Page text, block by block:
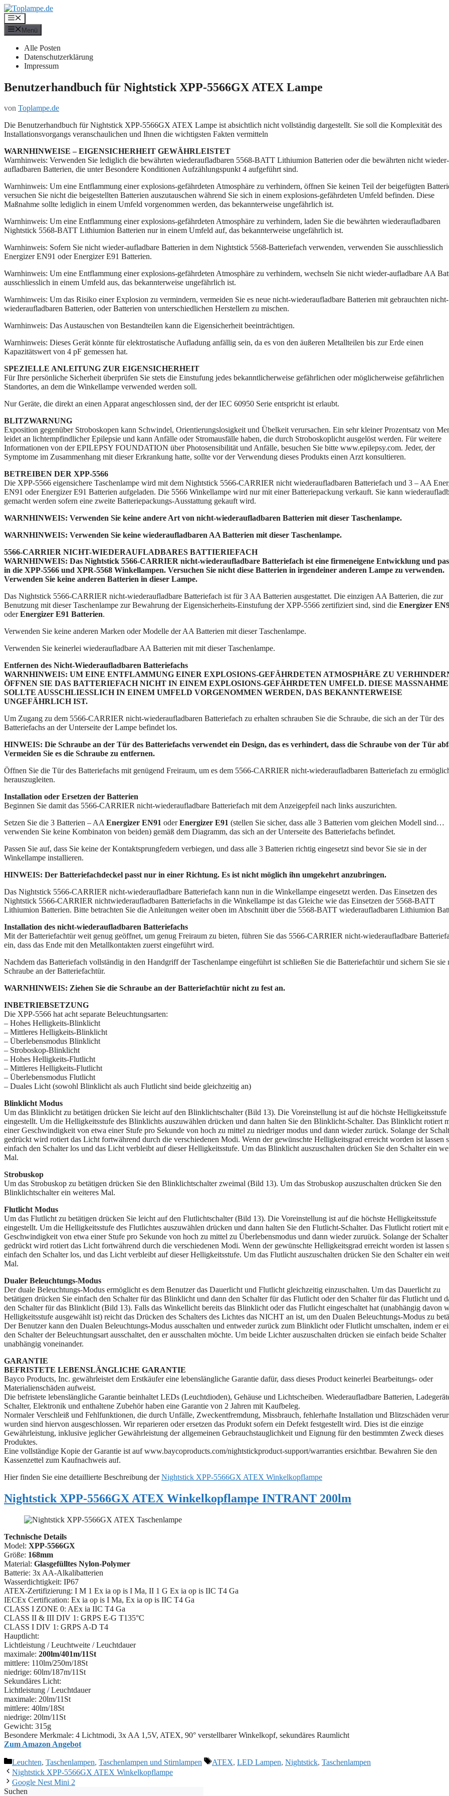
Zum
Inhalt
springen
Menü
Menü
Alle Posten
Datenschutzerklärung
Impressum
Benutzerhandbuch für Nightstick XPP-5566GX ATEX Lampe
von Toplampe.de
Die Benutzerhandbuch für Nightstick XPP-5566GX ATEX Lampe ist absichtlich nicht vollständig dargestellt. Sie soll die Komplexität des
Installationsvorgangs veranschaulichen und Ihnen die wichtigsten Fakten vermitteln
WARNHINWEISE – EIGENSICHERHEIT GEWÄHRLEISTET
Warnhinweis: Verwenden Sie lediglich die bewährten wiederaufladbaren 5568-BATT Lithiumion Batterien oder die bewährten nicht wieder-
aufladbaren Batterien, die unter Besondere Konditionen Aufzählungspunkt 4 aufgeführt sind.
Warnhinweis: Um eine Entflammung einer explosions-gefährdeten Atmosphäre zu verhindern, öffnen Sie keinen Teil der beigefügten
versuchen Sie nicht die beigestellten Batterien auszutauschen während Sie sich in einem explosions-gefährdeten Umfeld befinden. Diese
Maßnahme sollte lediglich in einem Umfeld vorgenommen werden, das bekannterweise ungefährlich ist.
Warnhinweis: Um eine Entflammung einer explosions-gefährdeten Atmosphäre zu verhindern, laden Sie die bewährten wiederaufladbaren
Nightstick 5568-BATT Lithiumion Batterien nur in einem Umfeld auf, das bekannterweise ungefährlich ist.
Warnhinweis: Sofern Sie nicht wieder-aufladbare Batterien in dem Nightstick 5568-Batteriefach verwenden, verwenden Sie ausschliesslich
Energizer EN91 oder Energizer E91 Batterien.
Warnhinweis: Um eine Entflammung einer explosions-gefährdeten Atmosphäre zu verhindern, wechseln Sie nicht wieder-aufladbare AA
ausschliesslich in einem Umfeld aus, das bekannterweise ungefährlich ist.
Warnhinweis: Um das Risiko einer Explosion zu vermindern, vermeiden Sie es neue nicht-wiederaufladbare Batterien mit gebrauchten nicht-
wiederaufladbaren Batterien, oder Batterien von unterschiedlichen Herstellern zu mischen.
Warnhinweis: Das Austauschen von Bestandteilen kann die Eigensicherheit beeinträchtigen.
Warnhinweis: Dieses Gerät könnte für elektrostatische Aufladung anfällig sein, da es von den äußeren Metallteilen bis zur Erde einen
Kapazitätswert von 4 pF gemessen hat.
SPEZIELLE ANLEITUNG ZUR EIGENSICHERHEIT
Für Ihre persönliche Sicherheit überprüfen Sie stets die Einstufung jedes bekanntlicherweise gefährlichen oder möglicherweise gefährlichen
Standortes, an dem die Winkellampe verwended werden soll.
Nur Geräte, die direkt an einen Apparat angeschlossen sind, der der IEC 60950 Serie entspricht ist erlaubt.
BLITZWARNUNG
Exposition gegenüber Stroboskopen kann Schwindel, Orientierungslosigkeit und Übelkeit verursachen. Ein sehr kleiner Prozentsatz von
leidet an lichtempfindlicher Epilepsie und kann Anfälle oder Stromausfälle haben, die durch Stroboskoplicht ausgelöst werden. Für weitere
Informationen von der EPILEPSY FOUNDATION über Photosensibilität und Anfälle, besuchen Sie bitte www.epilepsy.com. Jeder, der
Symptome im Zusammenhang mit dieser Erkrankung hatte, sollte vor der Verwendung dieses Produkts einen Arzt konsultieren.
BETREIBEN DER XPP-5566
Die XPP-5566 eigensichere Taschenlampe wird mit dem Nightstick 5566-CARRIER nicht wiederaufladbaren Batteriefach und 3 – AA
EN91 oder Energizer E91 Batterien aufgeladen. Die 5566 Winkellampe wird nur mit einer Batteriepackung verkauft. Sie kann
gemacht werden sofern eine zweite Batteriepackungs-Ausstattung gekauft wird.
WARNHINWEIS: Verwenden Sie keine andere Art von nicht-wiederaufladbaren Batterien mit dieser Taschenlampe.
WARNHINWEIS: Verwenden Sie keine wiederaufladbaren AA Batterien mit dieser Taschenlampe.
5566-CARRIER NICHT-WIEDERAUFLADBARES BATTIERIEFACH
WARNHINWEIS: Das Nightstick 5566-CARRIER nicht-wiederaufladbare Batteriefach ist eine firmeneigene Entwicklung und
in die XPP-5566 und XPR-5568 Winkellampen. Versuchen Sie nicht diese Batterien in irgendeiner anderen Lampe zu verwenden.
Verwenden Sie keine anderen Batterien in dieser Lampe.
Das Nightstick 5566-CARRIER nicht-wiederaufladbare Batteriefach ist für 3 AA Batterien ausgestattet. Die einzigen AA Batterien, die zur
Benutzung mit dieser Taschenlampe zur Bewahrung der Eigensicherheits-Einstufung der XPP-5566 zertifiziert sind, sind die Energizer
oderEnergizer E91 Batterien.
Verwenden Sie keine anderen Marken oder Modelle der AA Batterien mit dieser Taschenlampe.
Verwenden Sie keinerlei wiederaufladbare AA Batterien mit mit dieser Taschenlampe.
Entfernen des Nicht-Wiederaufladbaren Batteriefachs
WARNHINWEIS: UM EINE ENTFLAMMUNG EINER EXPLOSIONS-GEFÄHRDETEN ATMOSPHÄRE ZU
ÖFFNEN SIE DAS BATTERIEFACH NICHT IN EINEM EXPLOSIONS-GEFÄHRDETEN UMFELD. DIESE MASSNAHME
SOLLTE AUSSCHLIESSLICH IN EINEM UMFELD VORGENOMMEN WERDEN, DAS BEKANNTERWEISE
UNGEFÄHRLICH IST.
Um Zugang zu dem 5566-CARRIER nicht-wiederaufladbaren Batteriefach zu erhalten schrauben Sie die Schraube, die sich an der Tür des
Batteriefachs an der Unterseite der Lampe befindet los.
HINWEIS: Die Schraube an der Tür des Batteriefachs verwendet ein Design, das es verhindert, dass die Schraube von der Tür
Vermeiden Sie es die Schraube zu entfernen.
Öffnen Sie die Tür des Batteriefachs mit genügend Freiraum, um es dem 5566-CARRIER nicht-wiederaufladbaren Batteriefach zu
herauszugleiten.
Installation oder Ersetzen der Batterien
Beginnen Sie damit das 5566-CARRIER nicht-wiederaufladbare Batteriefach mit dem Anzeigepfeil nach links auszurichten.
Setzen Sie die 3 Batterien – AAEnergizer EN91 oderEnergizer E91 (stellen Sie sicher, dass alle 3 Batterien vom gleichen Modell sind…
verwenden Sie keine Kombinaton von beiden) gemäß dem Diagramm, das sich an der Unterseite des Batteriefachs befindet.
Passen Sie auf, dass Sie keine der Kontaktsprungfedern verbiegen, und dass alle 3 Batterien richtig eingesetzt sind bevor Sie sie in der
Winkellampe installieren.
HINWEIS: Der Batteriefachdeckel passt nur in einer Richtung. Es ist nicht möglich ihn umgekehrt anzubringen.
Das Nightstick 5566-CARRIER nicht-wiederaufladbare Batteriefach kann nun in die Winkellampe eingesetzt werden. Das Einsetzen des
Nightstick 5566-CARRIER nichtwiederaufladbaren Batteriefachs in die Winkellampe ist das Gleiche wie das Einsetzen der 5568-BATT
Lithiumion Batterien. Bitte betrachten Sie die Anleitungen weiter oben im Abschnitt über die 5568-BATT wiederaufladbaren Lithiumion
Installation des nicht-wiederaufladbaren Batteriefachs
Mit der Batteriefachtür weit genug geöffnet, um genug Freiraum zu bieten, führen Sie das 5566-CARRIER nicht-wiederaufladbare
ein, dass das Ende mit den Metallkontakten zuerst eingeführt wird.
Nachdem das Batteriefach vollständig in den Handgriff der Taschenlampe eingeführt ist schließen Sie die Batteriefachtür und sichern Sie sie
Schraube an der Batteriefachtür.
WARNHINWEIS: Ziehen Sie die Schraube an der Batteriefachtür nicht zu fest an.
INBETRIEBSETZUNG
Die XPP-5566 hat acht separate Beleuchtungsarten:
– Hohes Helligkeits-Blinklicht
– Mittleres Helligkeits-Blinklicht
– Überlebensmodus Blinklicht
– Stroboskop-Blinklicht
– Hohes Helligkeits-Flutlicht
– Mittleres Helligkeits-Flutlicht
– Überlebensmodus Flutlicht
– Duales Licht (sowohl Blinklicht als auch Flutlicht sind beide gleichzeitig an)
Blinklicht Modus
Um das Blinklicht zu betätigen drücken Sie leicht auf den Blinklichtschalter (Bild 13). Die Voreinstellung ist auf die höchste Helligkeitsstufe
eingestellt. Um die Helligkeitsstufe des Blinklichts auszuwählen drücken und dann halten Sie den Blinklicht-Schalter. Das Blinklicht rotiert
einer Geschwindigkeit von etwa einer Stufe pro Sekunde von hoch zu mittel zu niedriger modus und dann wieder zurück. Solange der
gedrückt wird rotiert das Licht fortwährend durch die verschiedenen Modi. Wenn der gewünschte Helligkeitsgrad erreicht worden ist lassen
einfach den Schalter los und das Licht verbleibt auf dieser Helligkeitsstufe. Um das Blinklicht auszuschalten drücken Sie den Schalter ein
Mal.
Strobuskop
Um das Strobuskop zu betätigen drücken Sie den Blinklichtschalter zweimal (Bild 13). Um das Strobuskop auszuschalten drücken Sie den
Blinklichtschalter ein weiteres Mal.
Flutlicht Modus
Um das Flutlicht zu betätigen drücken Sie leicht auf den Flutlichtschalter (Bild 13). Die Voreinstellung ist auf die höchste Helligkeitsstufe
eingestellt. Um die Helligkeitsstufe des Flutlichtes auszuwählen drücken und dann halten Sie den Flutlicht-Schalter. Das Flutlicht rotiert mit
Geschwindigkeit von etwa einer Stufe pro Sekunde von hoch zu mittel zu Überlebensmodus und dann wieder zuruück. Solange der Schalter
gedrückt wird rotiert das Licht fortwährend durch die verschiedenen Modi. Wenn der gewünschte Helligkeitsgrad erreicht worden ist lassen
einfach den Schalter los, und das Licht verbleibt auf dieser Helligkeitsstufe. Um das Flutlicht auszuschalten drücken Sie den Schalter ein
Mal.
Dualer Beleuchtungs-Modus
Der duale Beleuchtungs-Modus ermöglicht es dem Benutzer das Dauerlicht und Flutlicht gleichzeitig einzuschalten. Um das Dauerlicht zu
betätigen drücken Sie einfach den Schalter für das Blinklicht und dann den Schalter für das Flutlicht oder den Schalter für das Flutlicht und
den Schalter für das Blinklicht (Bild 13). Falls das Winkellicht bereits das Blinklicht oder das Flutlicht eingeschaltet hat (unabhängig davon
Helligkeitsstufe ausgewählt ist) reicht das Drücken des Schalters des Lichtes das NICHT an ist, um den Dualen Beleuchtungs-Modus zu
Der Benutzer kann den Dualen Beleuchtungs-Modus ausschalten und entweder zurück zum Blinklicht oder Flutlicht umschalten, indem er
den Schalter der Beleuchtungsart ausschaltet, den er ausschalten möchte. Um beide Lichter auszuschalten drücken sie einfach beide Schalter
unabhängig voneinander.
GARANTIE
BEFRISTETE LEBENSLÄNGLICHE GARANTIE
Bayco Products, Inc. gewährleistet dem Erstkäufer eine lebenslängliche Garantie dafür, dass dieses Product keinerlei Bearbeitungs- oder
Materialienschäden aufweist.
Die befristete lebenslängliche Garantie beinhaltet LEDs (Leuchtdioden), Gehäuse und Lichtscheiben. Wiederaufladbare Batterien,
Schalter, Elektronik und enthaltene Zubehör haben eine Garantie von 2 Jahren mit Kaufbeleg.
Normaler Verschleiß und Fehlfunktionen, die durch Unfälle, Zweckentfremdung, Missbrauch, fehlerhafte Installation und Blitzschäden
wurden sind hiervon ausgeschlossen. Wir reparieren oder ersetzen das Produkt sofern ein Defekt festgestellt wird. Dies ist die einzige
Gewährleistung, inklusive jeglicher Gewährleistung der allgemeinen Gebrauchstauglichkeit und Eignung für den bestimmten Zweck dieses
Produktes.
Eine vollständige Kopie der Garantie ist auf www.baycoproducts.com/nightstickproduct-support/warranties ersichtbar. Bewahren Sie den
Kassenzettel zum Kaufnachweis auf.
Hier finden Sie eine detaillierte Beschreibung derNightstick XPP-5566GX ATEX Winkelkopflampe
Nightstick XPP-5566GX ATEX Winkelkopflampe INTRANT 200lm
Technische Details
Model: XPP-5566GX
Größe: 168mm
Material: Glasgefülltes Nylon-Polymer
Batterie: 3x AA-Alkalibatterien
Wasserdichtigkeit: IP67
ATEX-Zertifizierung: I M 1 Ex ia op is I Ma, II 1 G Ex ia op is IIC T4 Ga
IECEx Certification: Ex ia op is I Ma, Ex ia op is IIC T4 Ga
CLASS I ZONE 0: AEx ia IIC T4 Ga
CLASS II & III DIV 1: GRPS E-G T135°C
CLASS I DIV 1: GRPS A-D T4
Hauptlicht:
Lichtleistung / Leuchtweite / Leuchtdauer
maximale: 200lm/401m/11St
mittlere: 110lm/250m/18St
niedrige: 60lm/187m/11St
Sekundäres Licht:
Lichtleistung / Leuchtdauer
maximale: 20lm/11St
mittlere: 40lm/18St
niedrige: 20lm/11St
Gewicht: 315g
Besondere Merkmale: 4 Lichtmodi, 3x AA 1,5V, ATEX, 90° verstellbarer Winkelkopf, sekundäres Raumlicht
Zum Amazon Angebot
Kategorien
Leuchten, Taschenlampen, Taschenlampen und Stirnlampen Schlagwörter
ATEX, LED Lampen, Nightstick, Taschenlampen
Nightstick XPP-5566GX ATEX Winkelkopflampe
Google Nest Mini 2
Suchen